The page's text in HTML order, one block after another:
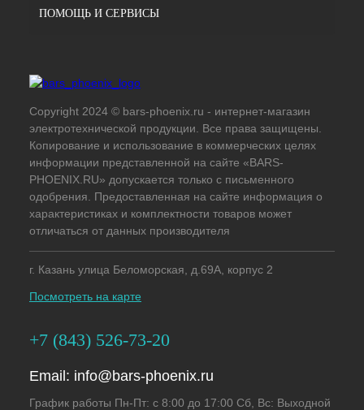
ПОМОЩЬ И СЕРВИСЫ
Copyright 2024 © bars-phoenix.ru - интернет-магазин
электротехнической продукции. Все права защищены.
Копирование и использование в коммерческих целях
информации представленной на сайте «BARS-
PHOENIX.RU» допускается только с письменного
одобрения. Предоставленная на сайте информация о
характеристиках и комплектности товаров может
отличаться от данных производителя
г. Казань улица Беломорская, д.69А, корпус 2
Посмотреть на карте
+7 (843) 526-73-20
Email: info@bars-phoenix.ru
График работы Пн-Пт: с 8:00 до 17:00 Сб, Вс: Выходной